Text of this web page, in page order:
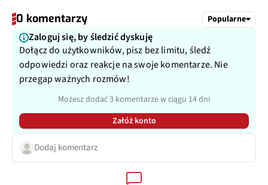
0 komentarzy Popularne
Zaloguj się, by śledzić dyskuję
Dołącz do użytkowników, pisz bez limitu, śledź
odpowiedzi oraz reakcje na swoje komentarze. Nie
przegap ważnych rozmów!
Możesz dodać 3 komentarze w ciągu 14 dni
Załóż konto
Dodaj komentarz